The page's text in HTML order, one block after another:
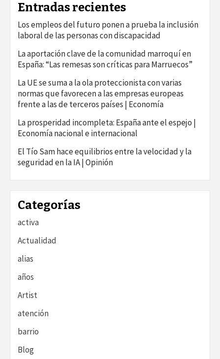
Entradas recientes
Los empleos del futuro ponen a prueba la inclusión
laboral de las personas con discapacidad
La aportación clave de la comunidad marroquí en
España: “Las remesas son críticas para Marruecos”
La UE se suma a la ola proteccionista con varias
normas que favorecen a las empresas europeas
frente a las de terceros países | Economía
La prosperidad incompleta: España ante el espejo |
Economía nacional e internacional
El Tío Sam hace equilibrios entre la velocidad y la
seguridad en la IA | Opinión
Categorías
activa
Actualidad
alias
años
Artist
atención
barrio
Blog